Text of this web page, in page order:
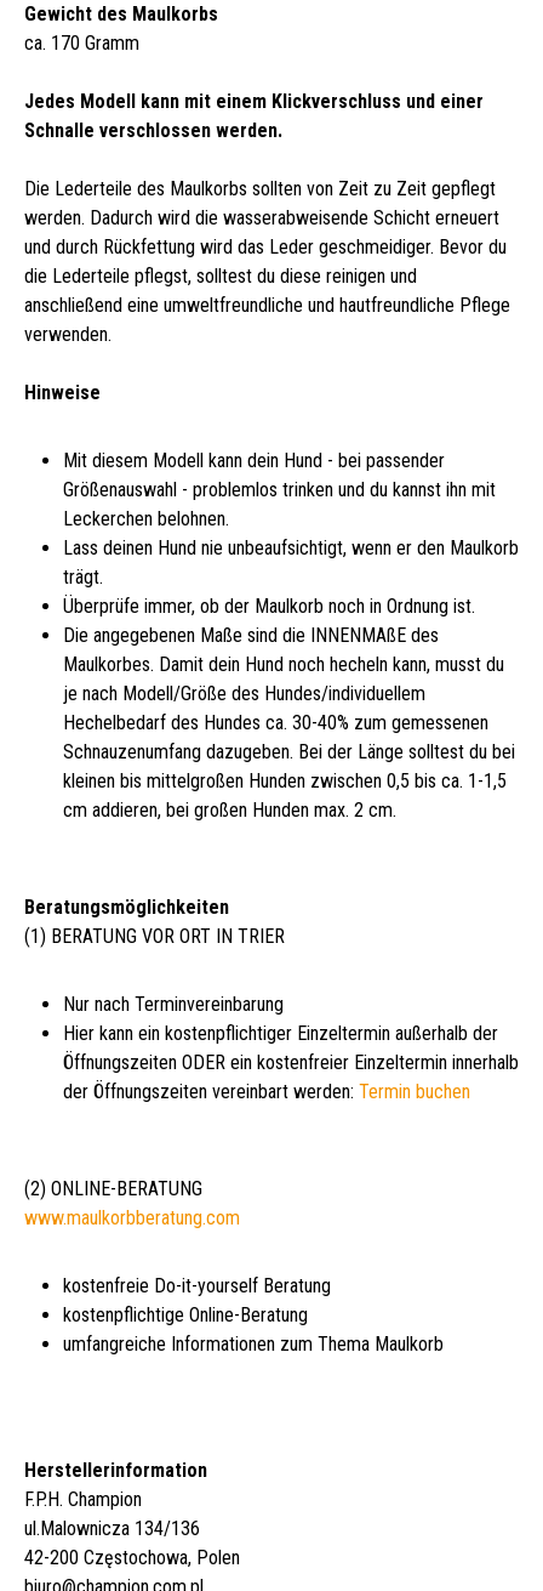
Gewicht des Maulkorbs
ca. 170 Gramm
Jedes Modell kann mit einem Klickverschluss und einer
Schnalle verschlossen werden.
Die Lederteile des Maulkorbs sollten von Zeit zu Zeit gepflegt
werden. Dadurch wird die wasserabweisende Schicht erneuert
und durch Rückfettung wird das Leder geschmeidiger. Bevor du
die Lederteile pflegst, solltest du diese reinigen und
anschließend eine umweltfreundliche und hautfreundliche Pflege
verwenden.
Hinweise
Mit diesem Modell kann dein Hund - bei passender
Größenauswahl - problemlos trinken und du kannst ihn mit
Leckerchen belohnen.
Lass deinen Hund nie unbeaufsichtigt, wenn er den Maulkorb
trägt.
Überprüfe immer, ob der Maulkorb noch in Ordnung ist.
Die angegebenen Maße sind die INNENMAßE des
Maulkorbes. Damit dein Hund noch hecheln kann, musst du
je nach Modell/Größe des Hundes/individuellem
Hechelbedarf des Hundes ca. 30-40% zum gemessenen
Schnauzenumfang dazugeben. Bei der Länge solltest du bei
kleinen bis mittelgroßen Hunden zwischen 0,5 bis ca. 1-1,5
cm addieren, bei großen Hunden max. 2 cm.
Beratungsmöglichkeiten
(1) BERATUNG VOR ORT IN TRIER
Nur nach Terminvereinbarung
Hier kann ein kostenpflichtiger Einzeltermin außerhalb der
Öffnungszeiten ODER ein kostenfreier Einzeltermin innerhalb
der Öffnungszeiten vereinbart werden: Termin buchen
(2) ONLINE-BERATUNG
www.maulkorbberatung.com
kostenfreie Do-it-yourself Beratung
kostenpflichtige Online-Beratung
umfangreiche Informationen zum Thema Maulkorb
Herstellerinformation
F.P.H. Champion
ul.Malownicza 134/136
42-200 Częstochowa, Polen